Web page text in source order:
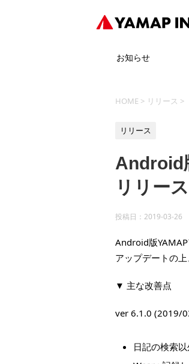
お知らせ
HOME > リリース >
リリース
Android
リリー
投稿日： 2019-03-26
Android版
アップデートの上
▼ 主な改善点
ver 6.1.0 (2019/
日記の検索